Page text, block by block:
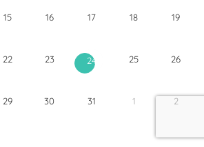
15 16 17 18 19
22 23 24 25 26
29 30 31 1 2